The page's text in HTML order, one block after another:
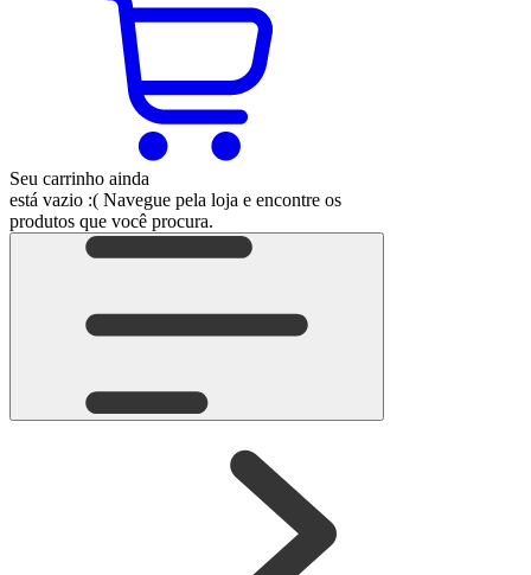
Seu carrinho ainda
está vazio :( Navegue pela loja e encontre os
produtos que você procura.